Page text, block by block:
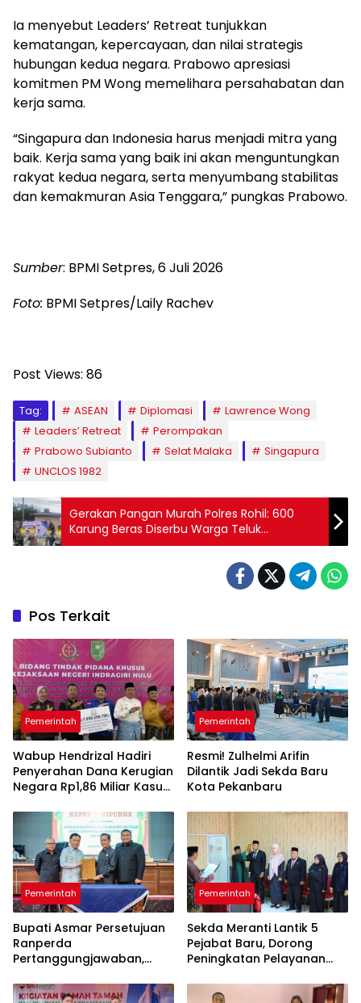
Ia menyebut Leaders’ Retreat tunjukkan
kematangan, kepercayaan, dan nilai strategis
hubungan kedua negara. Prabowo apresiasi
komitmen PM Wong memelihara persahabatan dan
kerja sama.
“Singapura dan Indonesia harus menjadi mitra yang
baik. Kerja sama yang baik ini akan menguntungkan
rakyat kedua negara, serta menyumbang stabilitas
dan kemakmuran Asia Tenggara,” pungkas Prabowo.
Sumber: BPMI Setpres, 6 Juli 2026
Foto: BPMI Setpres/Laily Rachev
Post Views: 86
Tag: ASEAN Diplomasi
Lawrence Wong
Leaders’ Retreat
Perompakan
Prabowo Subianto
Selat Malaka
Singapura
UNCLOS 1982
Gerakan Pangan Murah Polres Rohil: 600
Karung Beras Diserbu Warga Teluk
Berembun
Pos Terkait
Pemerintah
Wabup Hendrizal Hadiri
Penyerahan Dana Kerugian
Negara Rp1,86 Miliar Kasus
Pemerintah
Resmi! Zulhelmi Arifin
Dilantik Jadi Sekda Baru
Kota Pekanbaru
Pemerintah
Bupati Asmar Persetujuan
Ranperda
Pertanggungjawaban,
Pemkab dan DPRD
Pemerintah
Sekda Meranti Lantik 5
Pejabat Baru, Dorong
Peningkatan Pelayanan